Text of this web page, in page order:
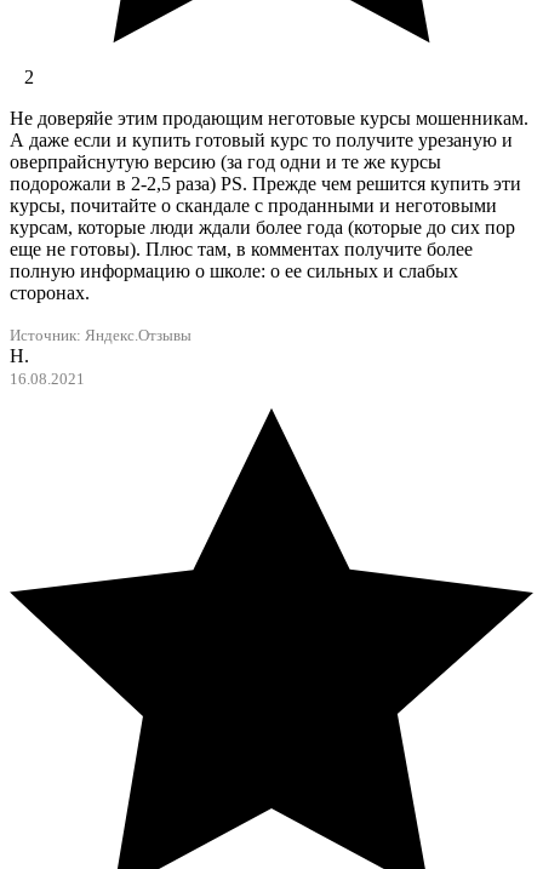
2
Не доверяйе этим продающим неготовые курсы мошенникам.
А даже если и купить готовый курс то получите урезаную и
оверпрайснутую версию (за год одни и те же курсы
подорожали в 2-2,5 раза) PS. Прежде чем решится купить эти
курсы, почитайте о скандале с проданными и неготовыми
курсам, которые люди ждали более года (которые до сих пор
еще не готовы). Плюс там, в комментах получите более
полную информацию о школе: о ее сильных и слабых
сторонах.
Источник: Яндекс.Отзывы
Н.
16.08.2021